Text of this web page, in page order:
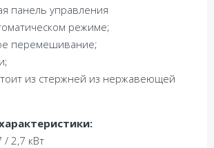
панель управления
режиме;
перемешивание;
из стержней из нержавеющей
2,7 кВт